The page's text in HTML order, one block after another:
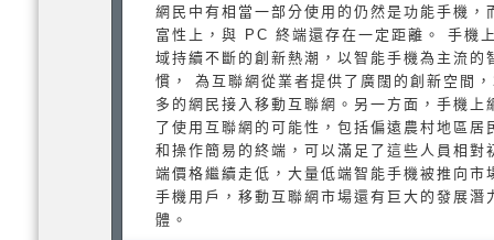
網民中有相當一部分使用的仍然是功能手機
富性上，與 PC 終端還存在一定距離。 手機
域持續不斷的創新熱潮，以智能手機為主流
慣， 為互聯網從業者提供了廣闊的創新空間
多的網民接入移動互聯網。另一方面，手機
了使用互聯網的可能性，包括偏遠農村地區
和操作簡易的終端，可以滿足了這些人員相
端價格繼續走低，大量低端智能手機被推向
手機用戶，移動互聯網市場還有巨大的發展
體。